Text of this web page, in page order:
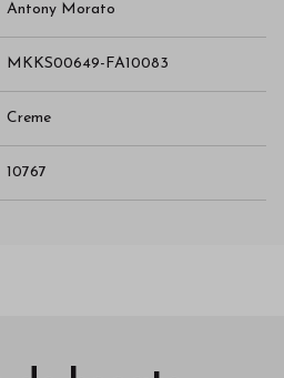
Antony Morato
MKKS00649-FA10083
Creme
10767